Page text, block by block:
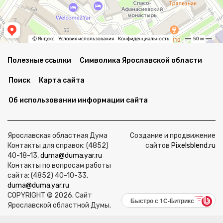
Полезные ссылки Символика Ярославской области
Поиск Карта сайта
Об использовании информации сайта
Ярославская областная Дума
Контакты для справок: (4852)
40-18-13,duma@duma.yar.ru
Контакты по вопросам работы
сайта: (4852) 40-10-33,
duma@duma.yar.ru
COPYRIGHT © 2026. Сайт
Ярославской областной Думы.
Создание и продвижение
сайтов Pixelsblend.ru
Быстро с 1С-Битрикс